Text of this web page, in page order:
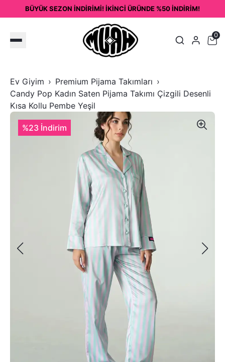
BÜYÜK SEZON İNDİRİMİ! İKİNCİ ÜRÜNDE %50 İNDİRİM!
0
Ev Giyim
Premium Pijama Takımları
Candy Pop Kadın Saten Pijama Takımı Çizgili Desenli
Kısa Kollu Pembe Yeşil
%23 İndirim